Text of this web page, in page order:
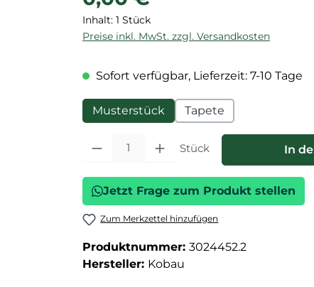
Inhalt: 1 Stück
Preise inkl. MwSt. zzgl. Versandkosten
Sofort verfügbar, Lieferzeit: 7-10 Tage
Musterstück Tapete
Produkt Anzahl: Gib den gewünschten Wert
Stück In
Jetzt Frage zum Produkt stellen
Zum Merkzettel hinzufügen
Produktnummer: 3024452.2
Hersteller: Kobau